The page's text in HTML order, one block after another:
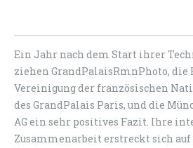
Ein Jahr nach dem Start ihrer
ziehen GrandPalaisRmnPhoto,
Vereinigung der französischen
des GrandPalais Paris, und die
AG ein sehr positives Fazit. Ihre
Zusammenarbeit erstreckt sich